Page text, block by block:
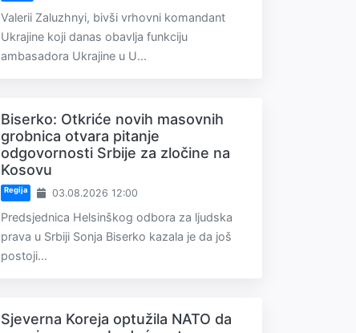
Valerii Zaluzhnyi, bivši vrhovni komandant
Ukrajine koji danas obavlja funkciju
ambasadora Ukrajine u U...
Biserko: Otkriće novih masovnih
grobnica otvara pitanje
odgovornosti Srbije za zločine na
Kosovu
Regija 03.08.2026 12:00
Predsjednica Helsinškog odbora za ljudska
prava u Srbiji Sonja Biserko kazala je da još
postoji...
Sjeverna Koreja optužila NATO da